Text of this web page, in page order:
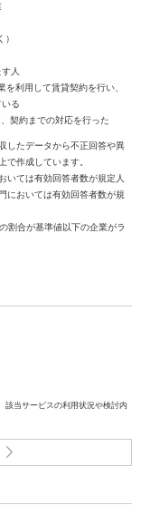
人
利用して賃貸契約を行い、
る
契約までの対応を行った
したデータから不正回答や異
で作成しています。
いては有効回答者数が規定人
においては有効回答者数が規
割合が基準値以下の企業がラ
該当サービスの利用状況や検討内